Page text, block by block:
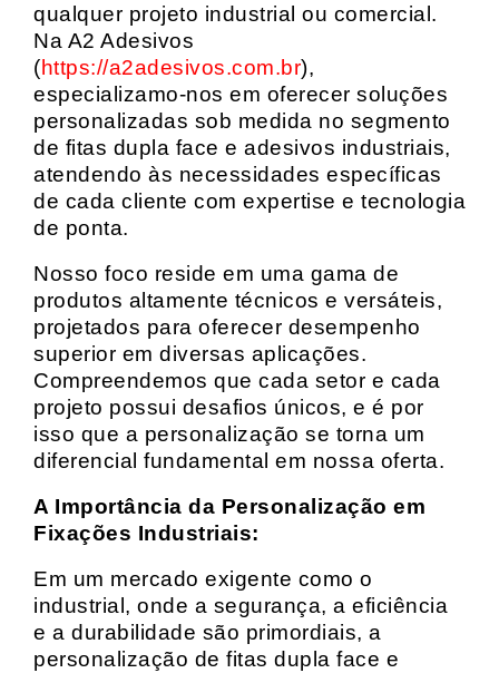
qualquer projeto industrial ou comercial.
Na A2 Adesivos
(https://a2adesivos.com.br),
especializamo-nos em oferecer soluções
personalizadas sob medida no segmento
de fitas dupla face e adesivos industriais,
atendendo às necessidades específicas
de cada cliente com expertise e tecnologia
de ponta.
Nosso foco reside em uma gama de
produtos altamente técnicos e versáteis,
projetados para oferecer desempenho
superior em diversas aplicações.
Compreendemos que cada setor e cada
projeto possui desafios únicos, e é por
isso que a personalização se torna um
diferencial fundamental em nossa oferta.
A Importância da Personalização em
Fixações Industriais:
Em um mercado exigente como o
industrial, onde a segurança, a eficiência
e a durabilidade são primordiais, a
personalização de fitas dupla face e